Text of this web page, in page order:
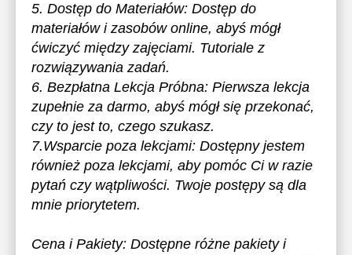
5. Dostęp do Materiałów: Dostęp do
materiałów i zasobów online, abyś mógł
ćwiczyć między zajęciami. Tutoriale z
rozwiązywania zadań.
6. Bezpłatna Lekcja Próbna: Pierwsza lekcja
zupełnie za darmo, abyś mógł się przekonać,
czy to jest to, czego szukasz.
7.Wsparcie poza lekcjami: Dostępny jestem
również poza lekcjami, aby pomóc Ci w razie
pytań czy wątpliwości. Twoje postępy są dla
mnie priorytetem.
Cena i Pakiety: Dostępne różne pakiety i